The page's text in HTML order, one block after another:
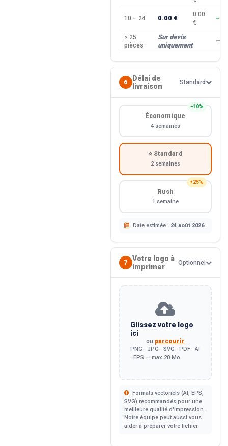
10 – 24 0.00 €
0.00
€
> 25
pièces
Sur devis
uniquement
—
6
Délai de
livraison
Standard
−10%
Économique
4 semaines
⭐ Standard
2 semaines
+25%
Rush
1 semaine
Date estimée : 24 août 2026
7
Votre logo à
imprimer
Optionnel
Glissez votre logo
ici
ou parcourir
PNG · JPG · SVG · PDF · AI
· EPS — max 20 Mo
Formats vectoriels (AI, EPS,
SVG) recommandés pour une
meilleure qualité d'impression.
Notre équipe peut aussi vous
aider à préparer votre fichier.